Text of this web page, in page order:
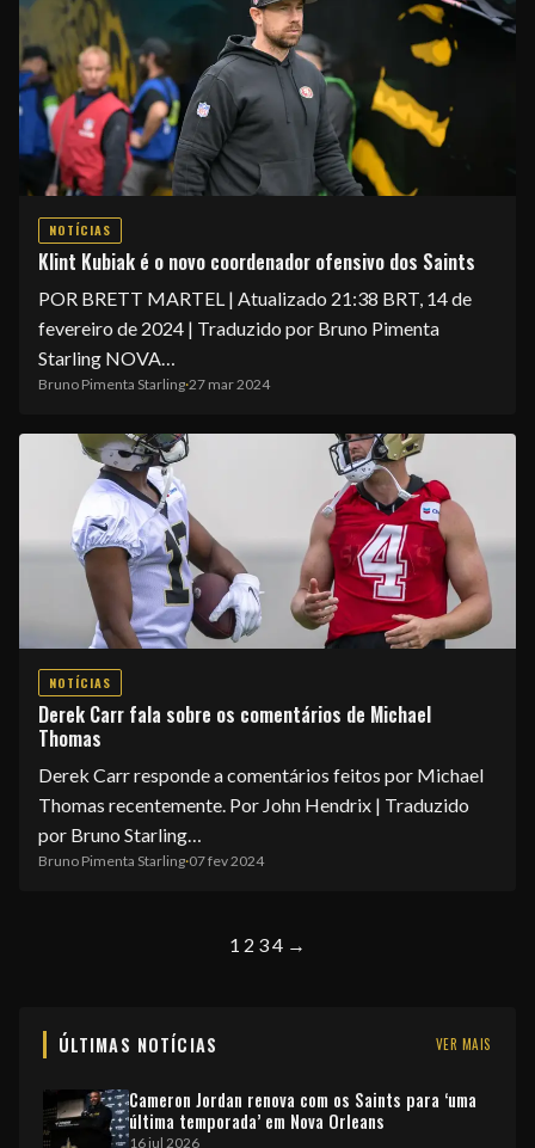
NOTÍCIAS
Klint Kubiak é o novo coordenador ofensivo dos Saints
POR BRETT MARTEL | Atualizado 21:38 BRT, 14 de
fevereiro de 2024 | Traduzido por Bruno Pimenta
Starling NOVA…
Bruno Pimenta Starling·27 mar 2024
NOTÍCIAS
Derek Carr fala sobre os comentários de Michael
Thomas
Derek Carr responde a comentários feitos por Michael
Thomas recentemente. Por John Hendrix | Traduzido
por Bruno Starling…
Bruno Pimenta Starling·07 fev 2024
1 2 34 →
ÚLTIMAS NOTÍCIAS VER MAIS
Cameron Jordan renova com os Saints para ‘uma
última temporada’ em Nova Orleans
16 jul 2026